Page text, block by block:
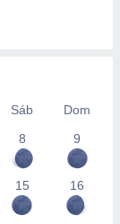
Sáb
Dom
8
9
15 16